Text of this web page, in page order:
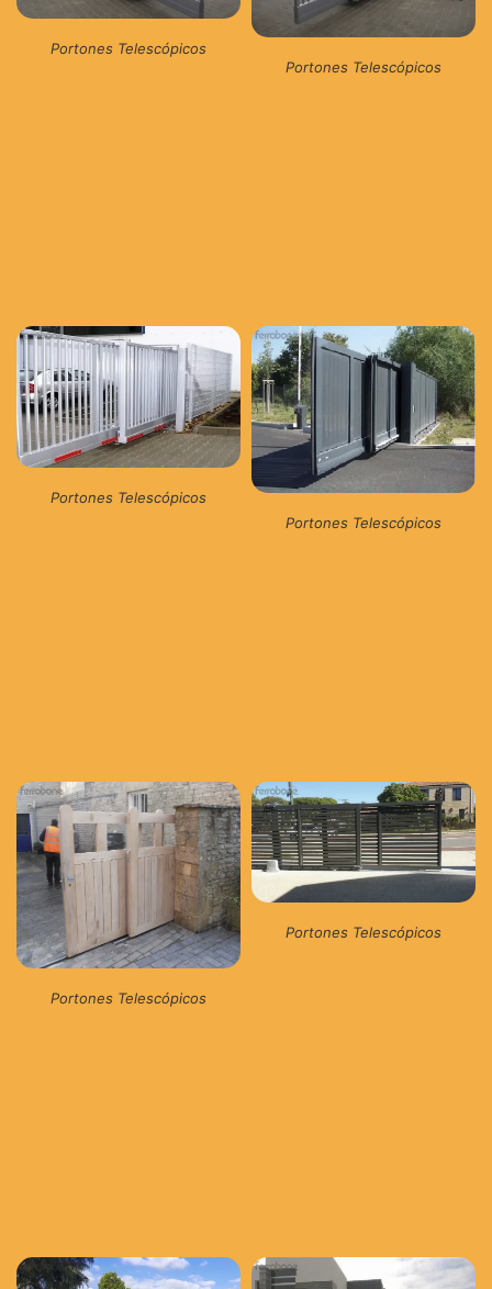
Portones Telescópicos
Portones Telescópicos
Portones Telescópicos
Portones Telescópicos
Portones Telescópicos
Portones Telescópicos